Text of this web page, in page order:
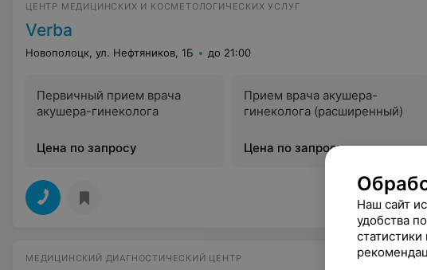
ЦЕНТР МЕДИЦИНСКИХ И КОСМЕТОЛОГИЧЕСКИХ УСЛУГ
Verba
Новополоцк, ул. Нефтяников, 1Б до 21:00
Первичный прием врача
акушера-гинеколога
Цена по запросу
Прием врача акушера-
гинеколога (расширенный)
Цена по запросу
МЕДИЦИНСКИЙ ДИАГНОСТИЧЕСКИЙ ЦЕНТР
Наш сайт
удобства